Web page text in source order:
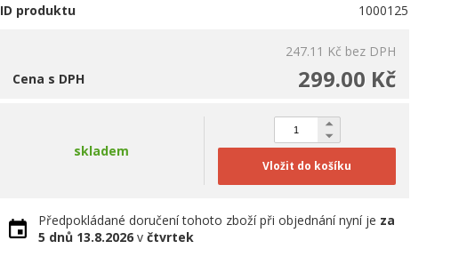
ID produktu 1000125
247.11 Kč bez DPH
299.00 Kč
Cena s DPH
skladem
Vložit do košíku
Předpokládané doručení tohoto zboží při objednání nyní je za
5 dnů 13.8.2026v čtvrtek